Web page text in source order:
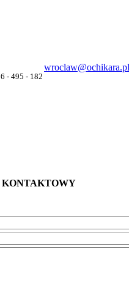
- 495 - 182
wroclaw@ochikara.pl